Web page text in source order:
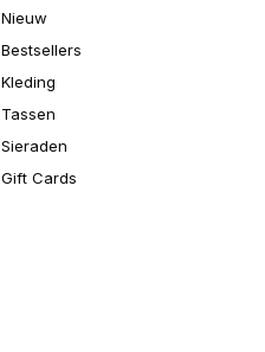
Nieuw
Bestsellers
Kleding
Tassen
Sieraden
Gift Cards